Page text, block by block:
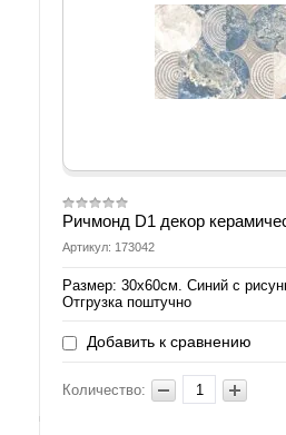
Ричмонд D1 декор
Артикул: 173042
Размер: 30х60см. Синий с
Отгрузка поштучно
Добавить к сравнению
Количество: